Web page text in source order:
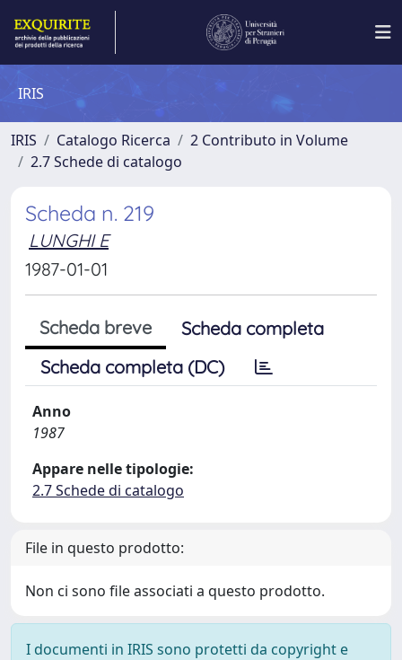
IRIS
IRIS Catalogo Ricerca
2 Contributo in Volume
2.7 Schede di catalogo
Scheda n. 219
LUNGHI E
1987-01-01
Scheda breve
Scheda completa
Scheda completa (DC)
Anno
1987
Appare nelle tipologie:
2.7 Schede di catalogo
File in questo prodotto:
Non ci sono file associati a questo prodotto.
I documenti in IRIS sono protetti da copyright e